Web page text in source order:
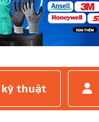
kỹ thuật